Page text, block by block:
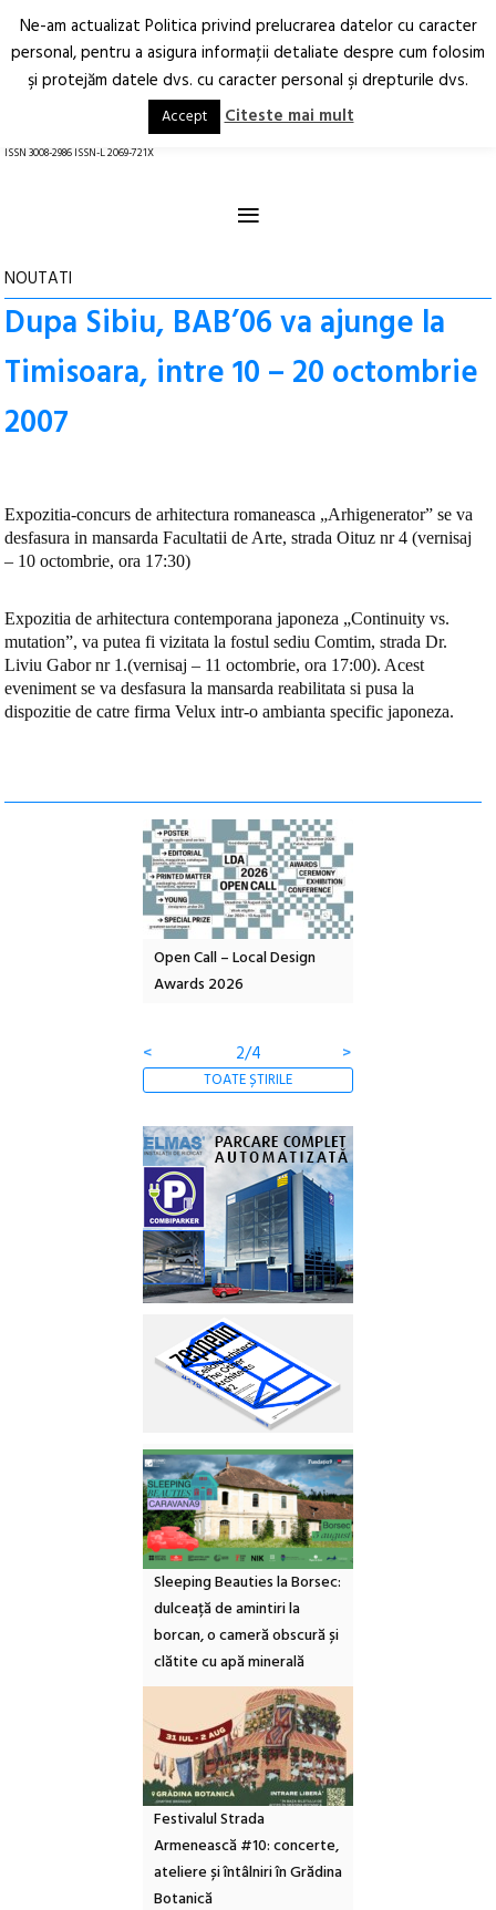
Arhitectură.
Oraș.
RO EN
ISSN 3008-2986 ISSN-L 2069-721X
≡
NOUTATI
Dupa Sibiu, BAB’06 va ajunge la
Timisoara, intre 10 – 20 octombrie
2007
Expozitia-concurs de arhitectura romaneasca „Arhigenerator” se va
desfasura in mansarda Facultatii de Arte, strada Oituz nr 4 (vernisaj
– 10 octombrie, ora 17:30)
Expozitia de arhitectura contemporana japoneza „Continuity vs.
mutation”, va putea fi vizitata la fostul sediu Comtim, strada Dr.
Liviu Gabor nr 1.(vernisaj – 11 octombrie, ora 17:00). Acest
eveniment se va desfasura la mansarda reabilitata si pusa la
dispozitie de catre firma Velux intr-o ambianta specific japoneza.
Open Call – Local Design
Awards 2026
<
2/4 >
TOATE ȘTIRILE
Sleeping Beauties la Borsec:
dulceață de amintiri la
borcan, o cameră obscură și
clătite cu apă minerală
Festivalul Strada
Armenească #10: concerte,
ateliere și întâlniri în Grădina
Botanică
Ne-am actualizat Politica privind prelucrarea datelor cu caracter
personal, pentru a asigura informaţii detaliate despre cum folosim
şi protejăm datele dvs. cu caracter personal şi drepturile dvs.
Accept Citeste mai mult